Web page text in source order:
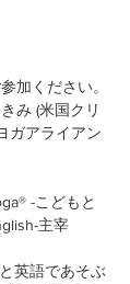
加ください。
み (米国クリ
ガアライアン
-こどもと
英語であそぶ